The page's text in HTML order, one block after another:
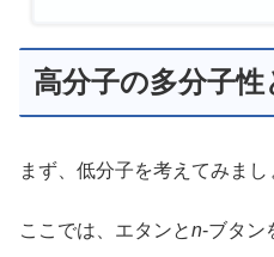
高分子の多分子性
まず、低分子を考えてみまし
ここでは、エタンとn-ブタン